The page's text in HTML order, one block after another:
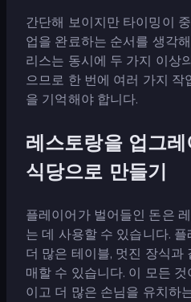
간단해 보이지만 타이밍이
업을 완료하는 순서를 생각
리스는 동시에 두 가지 이상
으므로 한 번에 여러 가지 작
을 기억해야 합니다.
레스토랑을 업그
식당으로 만들기
플레이어가 벌어들인 돈은
는 데 사용할 수 있습니다.
더 많은 테이블, 멋진 장식과
매할 수 있습니다. 이 모든
이고 더 많은 손님을 유치하